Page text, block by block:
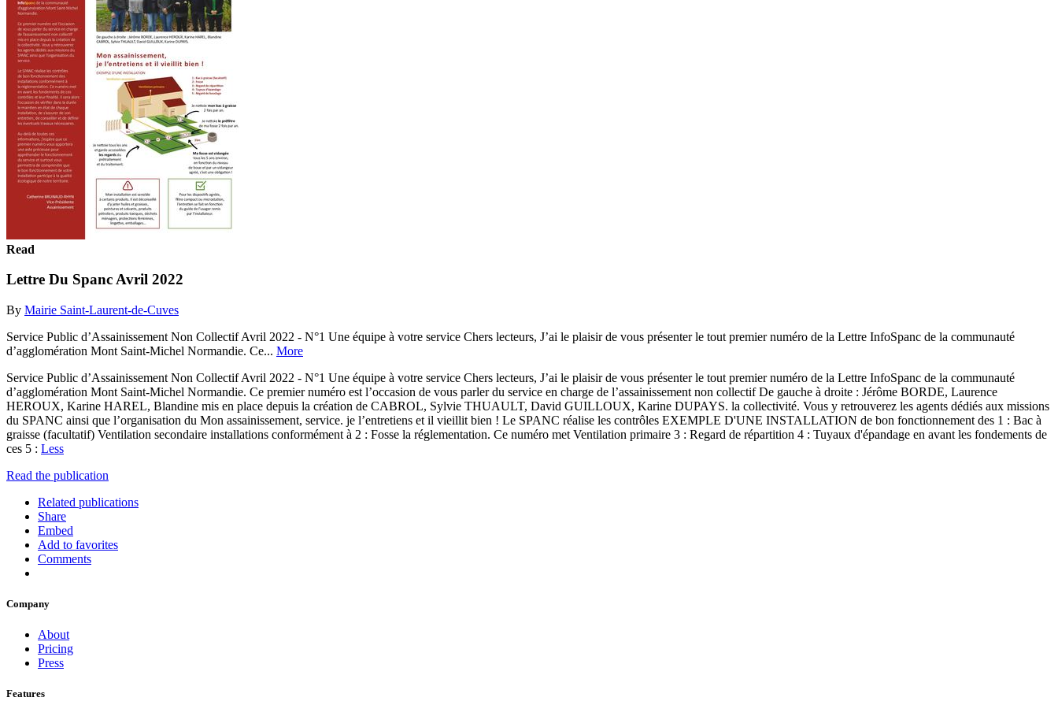
Read
Lettre Du Spanc Avril 2022
By Mairie Saint-Laurent-de-Cuves
Service Public d’Assainissement Non Collectif Avril 2022 - N°1 Une équipe à votre service Chers lecteurs, J’ai le plaisir de vous présenter le tout premier numéro de la Lettre InfoSpanc de la communauté
d’agglomération Mont Saint-Michel Normandie. Ce... More
Service Public d’Assainissement Non Collectif Avril 2022 - N°1 Une équipe à votre service Chers lecteurs, J’ai le plaisir de vous présenter le tout premier numéro de la Lettre InfoSpanc de la communauté
d’agglomération Mont Saint-Michel Normandie. Ce premier numéro est l’occasion de vous parler du service en charge de l’assainissement non collectif De gauche à droite : Jérôme BORDE, Laurence
HEROUX, Karine HAREL, Blandine mis en place depuis la création de CABROL, Sylvie THUAULT, David GUILLOUX, Karine DUPAYS. la collectivité. Vous y retrouverez les agents dédiés aux missions
du SPANC ainsi que l’organisation du Mon assainissement, service. je l’entretiens et il vieillit bien ! Le SPANC réalise les contrôles EXEMPLE D'UNE INSTALLATION de bon fonctionnement des 1 : Bac à
graisse (facultatif) Ventilation secondaire installations conformément à 2 : Fosse la réglementation. Ce numéro met Ventilation primaire 3 : Regard de répartition 4 : Tuyaux d'épandage en avant les fondements de
ces 5 : Less
Read the publication
Related publications
Share
Embed
Add to favorites
Comments
Company
About
Pricing
Press
Features